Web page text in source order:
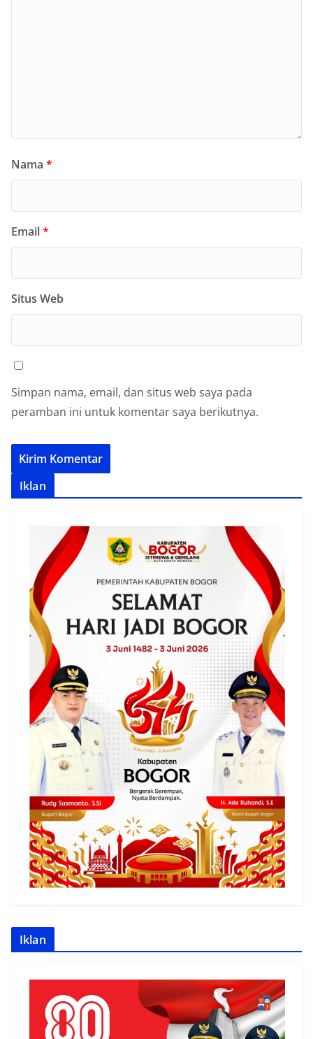
Nama *
Email*
Situs Web
Simpan nama, email, dan situs web saya pada
peramban ini untuk komentar saya berikutnya.
Iklan
Iklan